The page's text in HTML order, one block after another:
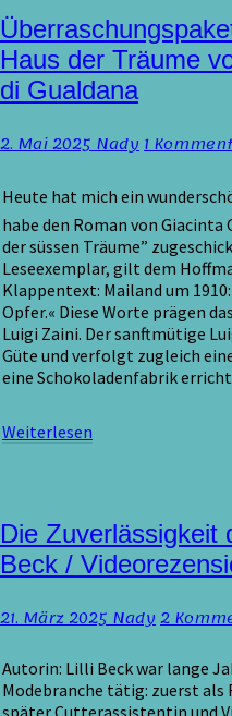
Überraschungspaket
02.05.2025
/
Das
der
Träume
Giacinta
Cavagna
di
Gualdana
Haus der Träume
di Gualdana
2. Mai 2025Nady1
Heute hat mich ein
habe den Roman von Giacinta
der süssen Träume”
Leseexemplar, gilt dem
Klappentext: Mailand um
Opfer.« Diese Worte prägen
Luigi Zaini. Der sanftmütige
Güte und verfolgt zugleich
eine Schokoladenfabrik
Weiterlesen
Die
Zuverlässigkeit
des
von
Beck
/
Videorezension
Die Zuverlässigkeit
Beck /
21. März 2025Nady2
Autorin: Lilli Beck war lange
Modebranche tätig: zuerst als
später Cutterassistentin und